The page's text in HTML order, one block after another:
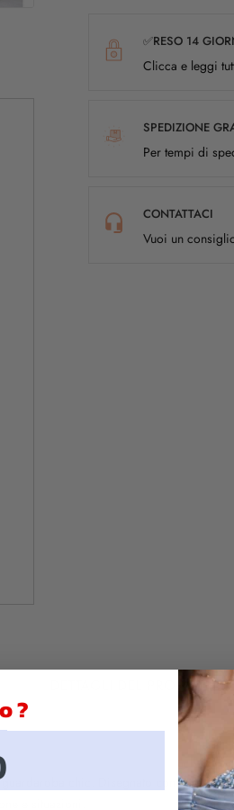
✅RESO 14
Clicca e leggi
SPEDIZIONE
Per tempi di
CONTATTACI
Vuoi un
DETTAGLI DEL PRODOTTO
chic. Disegnato con cura e
e situazioni.
?